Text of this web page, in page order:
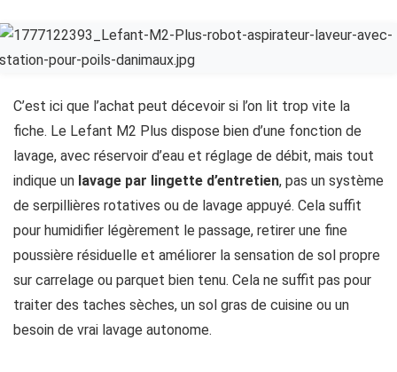
C’est ici que l’achat peut décevoir si l’on lit trop vite la
fiche. Le Lefant M2 Plus dispose bien d’une fonction de
lavage, avec réservoir d’eau et réglage de débit, mais tout
indique un lavage par lingette d’entretien, pas un système
de serpillières rotatives ou de lavage appuyé. Cela suffit
pour humidifier légèrement le passage, retirer une fine
poussière résiduelle et améliorer la sensation de sol propre
sur carrelage ou parquet bien tenu. Cela ne suffit pas pour
traiter des taches sèches, un sol gras de cuisine ou un
besoin de vrai lavage autonome.